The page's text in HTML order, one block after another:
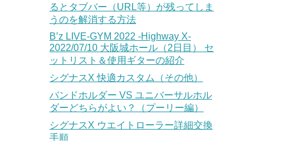
るとタブバー（URL等）が残ってしま
うのを解消する方法
B’z LIVE-GYM 2022 -Highway X-
2022/07/10 大阪城ホール（2日目） セ
ットリスト＆使用ギターの紹介
シグナスX 快適カスタム（その他）
バンドホルダー VS ユニバーサルホル
ダーどちらがよい？（プーリー編）
シグナスX ウエイトローラー詳細交換
手順